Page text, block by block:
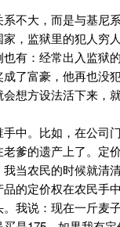
不大，而是与基尼
，监狱里的犯人穷
有：经常出入监狱
了富豪，他再也没
想方设法活下来，
中。比如，在公司
爹的遗产上了。定
当农民的时候就清
的定价权在农民手
我说：现在一斤麦